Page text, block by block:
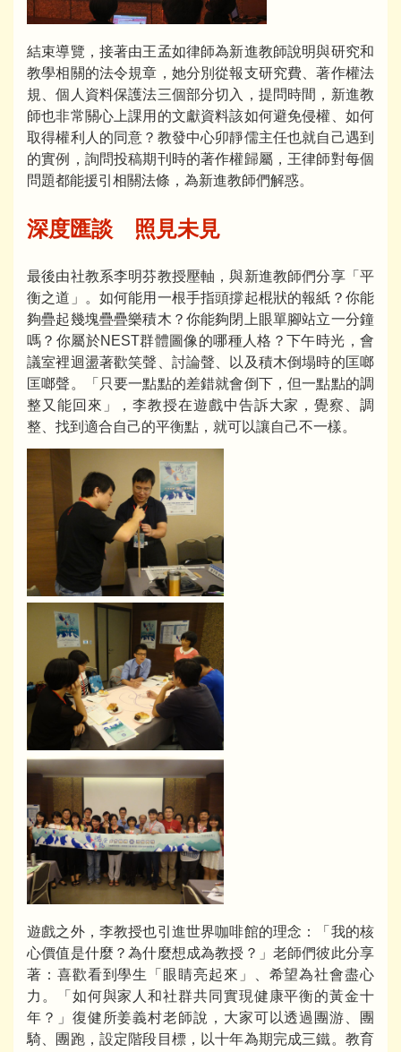
結束導覽，接著由王孟如律師為新進教師說明與研究和
教學相關的法令規章，她分別從報支研究費、著作權法
規、個人資料保護法三個部分切入，提問時間，新進教
師也非常關心上課用的文獻資料該如何避免侵權、如何
取得權利人的同意？教發中心卯靜儒主任也就自己遇到
的實例，詢問投稿期刊時的著作權歸屬，王律師對每個
問題都能援引相關法條，為新進教師們解惑。
深度匯談 照見未見
最後由社教系李明芬教授壓軸，與新進教師們分享「平
衡之道」。如何能用一根手指頭撐起棍狀的報紙？你能
夠疊起幾塊疊疊樂積木？你能夠閉上眼單腳站立一分鐘
嗎？你屬於NEST群體圖像的哪種人格？下午時光，會
議室裡迴盪著歡笑聲、討論聲、以及積木倒塌時的匡啷
匡啷聲。「只要一點點的差錯就會倒下，但一點點的調
整又能回來」，李教授在遊戲中告訴大家，覺察、調
整、找到適合自己的平衡點，就可以讓自己不一樣。
遊戲之外，李教授也引進世界咖啡館的理念：「我的核
心價值是什麼？為什麼想成為教授？」老師們彼此分享
著：喜歡看到學生「眼睛亮起來」、希望為社會盡心
力。「如何與家人和社群共同實現健康平衡的黃金十
年？」復健所姜義村老師說，大家可以透過團游、團
騎、團跑，設定階段目標，以十年為期完成三鐵。教育